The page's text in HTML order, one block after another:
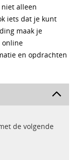
alleen
iets dat je kunt
maak je
online
en opdrachten
de volgende